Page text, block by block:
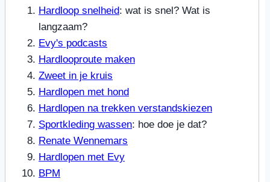
Hardloop snelheid: wat is snel? Wat is
langzaam?
Evy's podcasts
Hardlooproute maken
Zweet in je kruis
Hardlopen met hond
Hardlopen na trekken verstandskiezen
Sportkleding wassen: hoe doe je dat?
Renate Wennemars
Hardlopen met Evy
BPM